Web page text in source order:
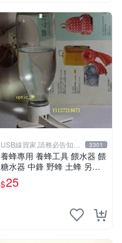
USB線買家,請務必告知相
機型號
3301
養蜂專用 養蜂工具 餵水器 餵
糖水器 中鋒 野蜂 土蜂 另有
煙燻器 防蜂衣 羊皮手套 野蜂
巢礎 蜂刷 防盜框
$25